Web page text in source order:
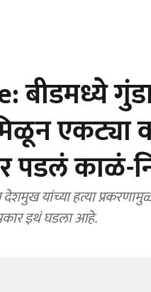
बीडमध्ये
पडलं काळं-
यांच्या हत्या
इथं घडला आहे.